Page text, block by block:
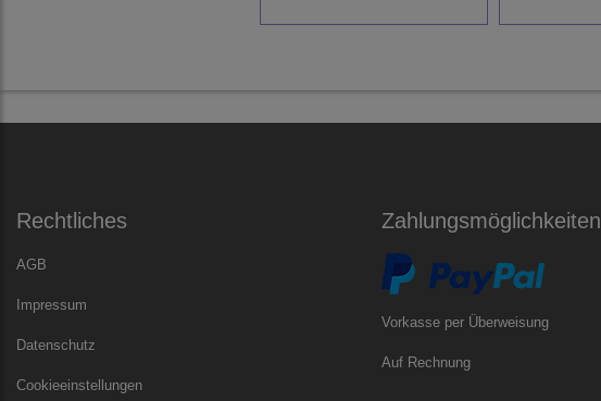
Rechtliches
AGB
Impressum
Datenschutz
Cookieeinstellungen
Zahlungsmöglichkeiten
Vorkasse per Überweisung
Auf Rechnung